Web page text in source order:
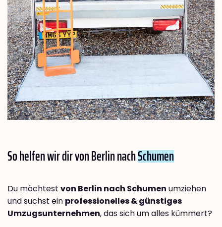
So helfen wir dir von Berlin nachSchumen
Du möchtest von Berlin nach Schumen umziehen
und suchst ein professionelles & günstiges
Umzugsunternehmen, das sich um alles kümmert?